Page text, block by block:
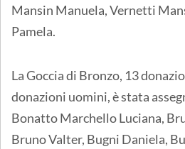
Mansin Manuela, Vernetti
Pamela.
La Goccia di Bronzo, 13
donazioni uomini, è stata
Bonatto Marchello Luciana,
Bruno Valter, Bugni Daniela,